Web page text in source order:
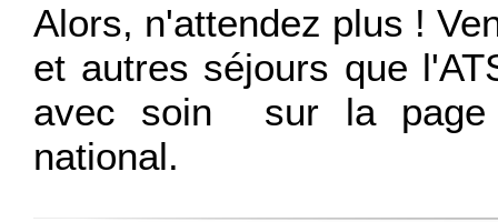
Alors, n'attendez plus !
et autres séjours que
avec soin sur la
national.